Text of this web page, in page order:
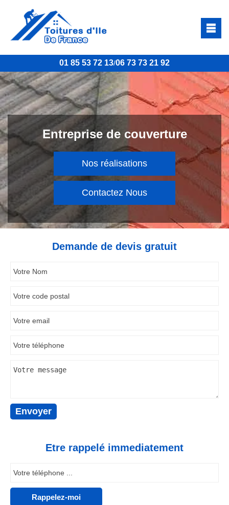
01 85 53 72 13/06 73 73 21 92
Entreprise de couverture
Nos réalisations
Contactez Nous
Demande de devis gratuit
Etre rappelé immediatement